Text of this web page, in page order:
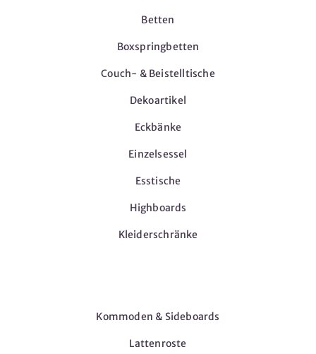
Betten
Boxspringbetten
Couch- & Beistelltische
Dekoartikel
Eckbänke
Einzelsessel
Esstische
Highboards
Kleiderschränke
Kommoden & Sideboards
Lattenroste